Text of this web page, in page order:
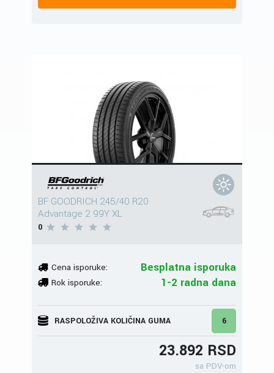
BF GOODRICH 245/40 R20
Advantage 2 99Y XL
0
Cena isporuke: Besplatna isporuka
Rok isporuke: 1-2 radna dana
RASPOLOŽIVA KOLIČINA GUMA 6
23.892 RSD
sa PDV-om